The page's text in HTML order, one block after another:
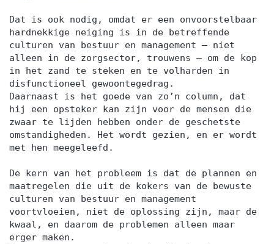
Dat is ook nodig, omdat er een onvoorstelbaar
hardnekkige neiging is in de betreffende
culturen van bestuur en management – niet
alleen in de zorgsector, trouwens – om de kop
in het zand te steken en te volharden in
disfunctioneel gewoontegedrag.
Daarnaast is het goede van zo’n column, dat
hij een opsteker kan zijn voor de mensen die
zwaar te lijden hebben onder de geschetste
omstandigheden. Het wordt gezien, en er wordt
met hen meegeleefd.
De kern van het probleem is dat de plannen en
maatregelen die uit de kokers van de bewuste
culturen van bestuur en management
voortvloeien, niet de oplossing zijn, maar de
kwaal, en daarom de problemen alleen maar
erger maken.